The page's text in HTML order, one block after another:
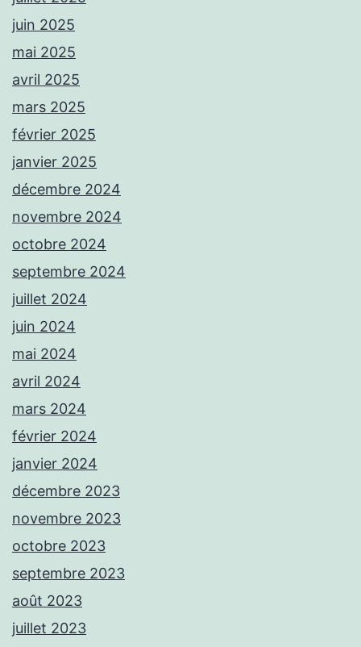
juin 2025
mai 2025
avril 2025
mars 2025
février 2025
janvier 2025
décembre 2024
novembre 2024
octobre 2024
septembre 2024
juillet 2024
juin 2024
mai 2024
avril 2024
mars 2024
février 2024
janvier 2024
décembre 2023
novembre 2023
octobre 2023
septembre 2023
août 2023
juillet 2023